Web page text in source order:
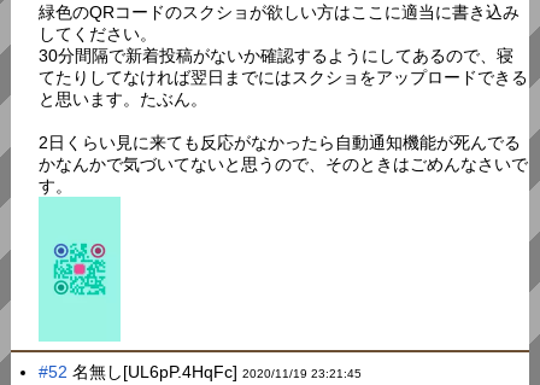
緑色のQRコードのスクショが欲しい方はここに適当に書き込み
してください。
30分間隔で新着投稿がないか確認するようにしてあるので、寝
てたりしてなければ翌日までにはスクショをアップロードできる
と思います。たぶん。
2日くらい見に来ても反応がなかったら自動通知機能が死んでる
かなんかで気づいてないと思うので、そのときはごめんなさいで
す。
#52 名無し[UL6pP.4HqFc]2020/11/19 23:21:45